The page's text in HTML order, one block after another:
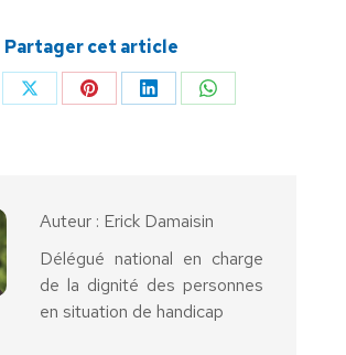
Partager cet article
PartagerPartagerPartagerPartager
Auteur : Erick Damaisin
Délégué national en charge
de la dignité des personnes
en situation de handicap